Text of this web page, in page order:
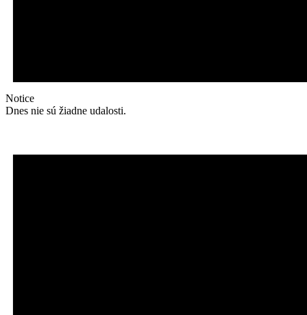
Notice
Dnes nie sú žiadne udalosti.